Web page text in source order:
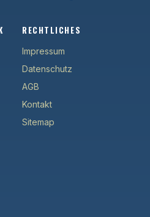
RECHTLICHES
Impressum
Datenschutz
AGB
Kontakt
Sitemap